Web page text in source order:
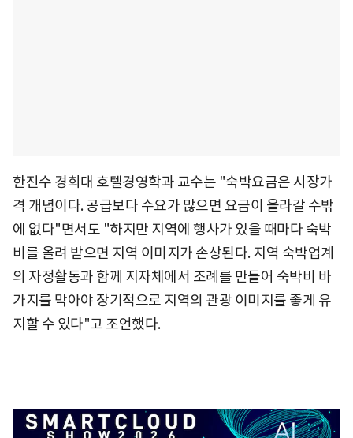
한진수 경희대 호텔경영학과 교수는 "숙박요금은 시장가
격 개념이다. 공급보다 수요가 많으면 요금이 올라갈 수밖
에 없다"면서도 "하지만 지역에 행사가 있을 때마다 숙박
비를 올려 받으면 지역 이미지가 손상된다. 지역 숙박업계
의 자정활동과 함께 지자체에서 조례를 만들어 숙박비 바
가지를 막아야 장기적으로 지역의 관광 이미지를 좋게 유
지할 수 있다"고 조언했다.